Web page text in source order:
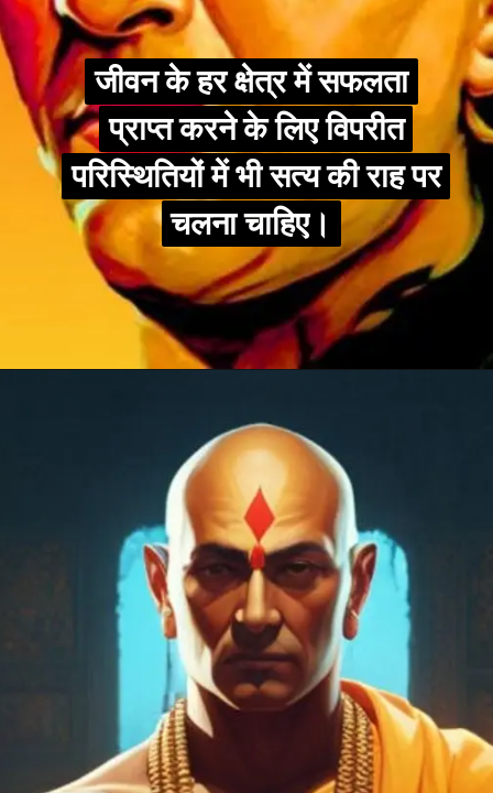
जीवन के हर क्षेत्र में सफलता
प्राप्त करने के लिए विपरीत
परिस्थितियों में भी सत्य की राह पर
चलना चाहिए।
जीवन के हर क्षेत्र में सफलता
प्राप्त करने के लिए विपरीत
परिस्थितियों में भी सत्य की राह पर
चलना चाहिए।